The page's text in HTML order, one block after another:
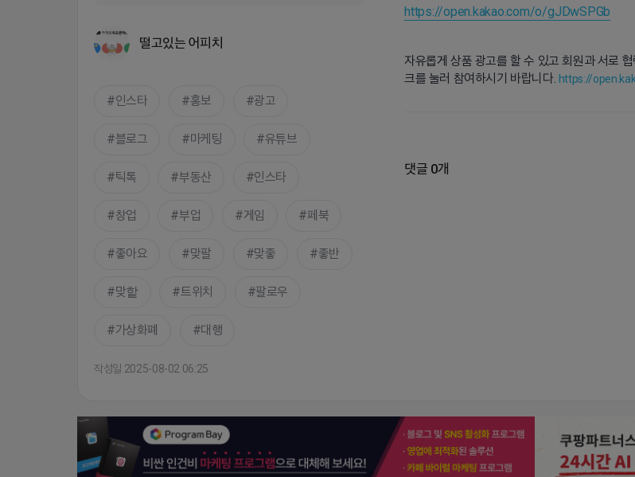
떨고있는 어피치
인스타 홍보 광고
블로그 마케팅 유튜브
틱톡 부동산 인스타
창업 부업 게임 페북
좋아요 맞팔 맞좋 좋반
맞핱 트위치 팔로우
가상화폐 대행
작성일 2025-08-02 06:25
https://open.kakao.com/o/gJDwSPGb
자유롭게 상품 광고를 할 수 있고 회원과 서로
크를 눌러 참여하시기 바랍니다. https://
댓글 0개